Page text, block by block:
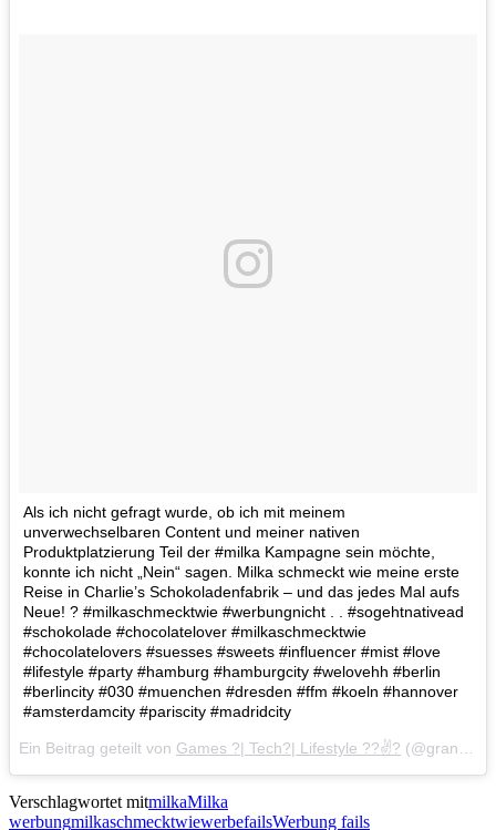
Als ich nicht gefragt wurde, ob ich mit meinem
unverwechselbaren Content und meiner nativen
Produktplatzierung Teil der #milka Kampagne sein möchte,
konnte ich nicht „Nein“ sagen. Milka schmeckt wie meine erste
Reise in Charlie’s Schokoladenfabrik – und das jedes Mal aufs
Neue! ? #milkaschmecktwie #werbungnicht . . #sogehtnativead
#schokolade #chocolatelover #milkaschmecktwie
#chocolatelovers #suesses #sweets #influencer #mist #love
#lifestyle #party #hamburg #hamburgcity #welovehh #berlin
#berlincity #030 #muenchen #dresden #ffm #koeln #hannover
#amsterdamcity #pariscity #madridcity
Ein Beitrag geteilt von Games ?| Tech?| Lifestyle ??✌? (@grand_master_pi) am
Verschlagwortet mitmilkaMilka
werbungmilkaschmecktwiewerbefailsWerbung fails